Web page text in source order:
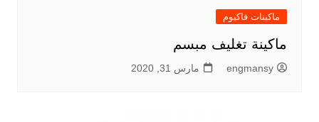
ماكينات فاكيوم
ماكينة تغليف مبسم
engmansy مارس 31, 2020